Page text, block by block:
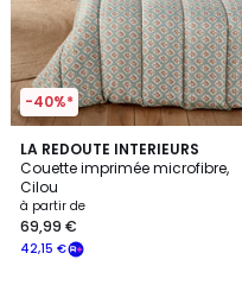
-40%*
LA REDOUTE INTERIEURS
Couette imprimée microfibre,
Cilou
à partir de
42,15 €
69,99 €
4,6
/ 5